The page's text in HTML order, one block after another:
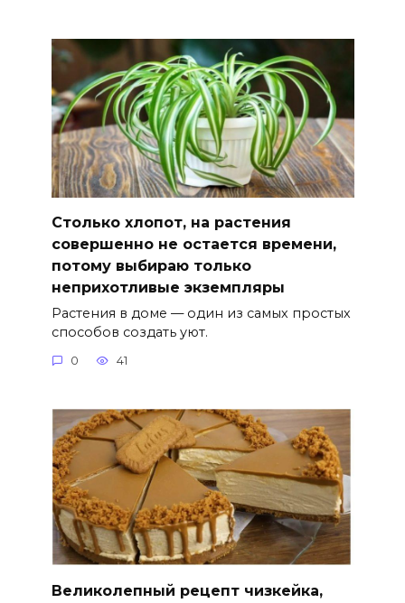
Столько хлопот, на растения
совершенно не остается времени,
потому выбираю только
неприхотливые экземпляры
Растения в доме — один из самых простых
способов создать уют.
0 41
Великолепный рецепт чизкейка,